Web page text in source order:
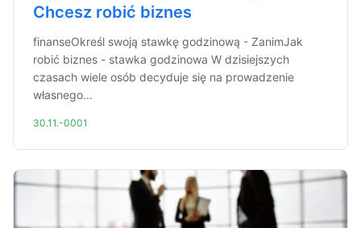
Chcesz robić biznes
finanseOkreśl swoją stawkę godzinową - ZanimJak
robić biznes - stawka godzinowa W dzisiejszych
czasach wiele osób decyduje się na prowadzenie
własnego...
30.11.-0001